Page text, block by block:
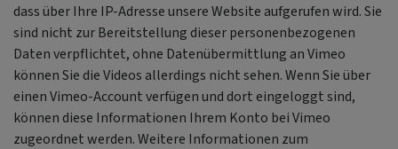
dass über Ihre IP-Adresse unsere Website aufgerufen wird. Sie
sind nicht zur Bereitstellung dieser personenbezogenen
Daten verpflichtet, ohne Datenübermittlung an Vimeo
können Sie die Videos allerdings nicht sehen. Wenn Sie über
einen Vimeo-Account verfügen und dort eingeloggt sind,
können diese Informationen Ihrem Konto bei Vimeo
zugeordnet werden. Weitere Informationen zum